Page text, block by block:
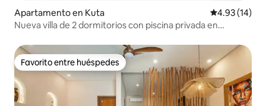
Apartamento en Kuta Calificación
4.93 (14)
Nueva villa de 2 dormitorios con piscina privada en
Favorito entre huéspedes
Favorito entre huéspedes